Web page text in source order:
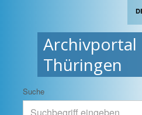
Archivportal
Thüringen
Suche